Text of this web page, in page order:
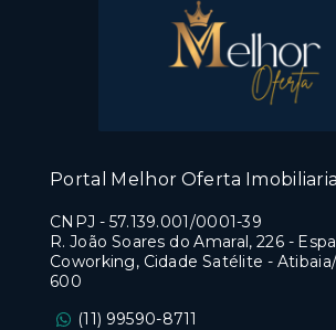
Portal Melhor Oferta Imobiliaria
CNPJ - 57.139.001/0001-39
R. João Soares do Amaral, 226 -
Coworking, Cidade Satélite - Atibaia/
600
(11) 99590-8711